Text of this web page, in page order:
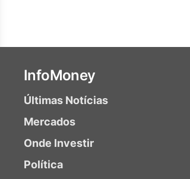
InfoMoney
Últimas Notícias
Mercados
Onde Investir
Política